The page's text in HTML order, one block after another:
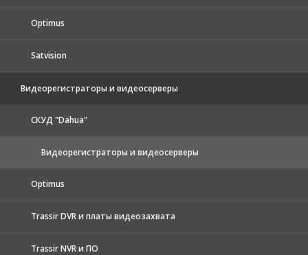
Optimus
Satvision
Видеорегистраторы и видеосерверы
CКУД "Dahua"
Видеорегистраторы и видеосерверы
Optimus
Trassir DVR и платы видеозахвата
Trassir NVR и ПО